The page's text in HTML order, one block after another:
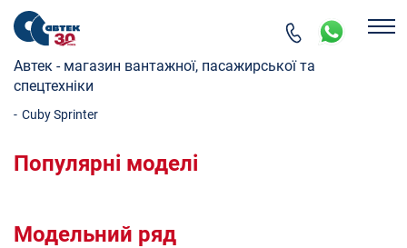
Автек - магазин вантажної, пасажирської та
спецтехніки
- Cuby Sprinter
Популярні моделі
Модельний ряд